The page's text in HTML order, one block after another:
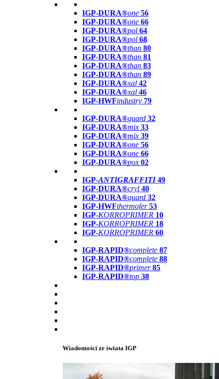
IGP-DURA®one 56
IGP-DURA®one 66
IGP-DURA®pol 64
IGP-DURA®pol 68
IGP-DURA®than 80
IGP-DURA®than 81
IGP-DURA®than 83
IGP-DURA®than 89
IGP-DURA®xal 42
IGP-DURA®xal 46
IGP-HWFindustry 79
IGP-DURA®guard 32
IGP-DURA®mix 33
IGP-DURA®mix 39
IGP-DURA®one 56
IGP-DURA®one 66
IGP-DURA®pox 02
IGP-ANTIGRAFFITI49
IGP-DURA®cryl 40
IGP-DURA®guard 32
IGP-HWFthermofer 53
IGP-KORROPRIMER 10
IGP-KORROPRIMER 18
IGP-KORROPRIMER 60
IGP-RAPID®complete 87
IGP-RAPID®complete 88
IGP-RAPID®primer 85
IGP-RAPID®top 38
Wiadomości ze świata IGP